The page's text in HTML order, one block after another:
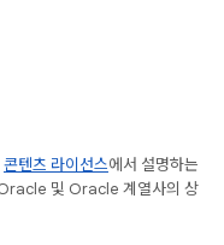
콘텐츠 라이선스에서 설명하는
및 Oracle 계열사의 상